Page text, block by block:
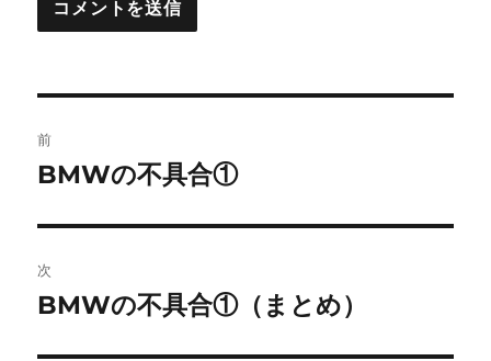
稿
ビ
ゲ
ー
前
前
投
稿:
BMWの不具合①
次
次
BMWの不具合①（まとめ）